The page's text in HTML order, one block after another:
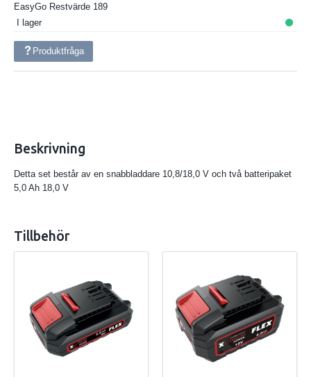
EasyGo Restvärde 189
I lager
Produktfråga
Beskrivning
Detta set består av en snabbladdare 10,8/18,0 V och två batteripaket
5,0 Ah 18,0 V
Tillbehör